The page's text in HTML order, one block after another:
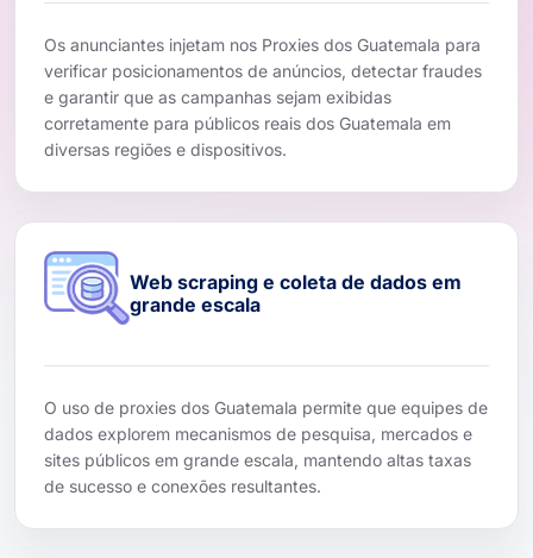
Os anunciantes injetam nos Proxies dos Guatemala para
verificar posicionamentos de anúncios, detectar fraudes
e garantir que as campanhas sejam exibidas
corretamente para públicos reais dos Guatemala em
diversas regiões e dispositivos.
Web scraping e coleta de dados em
grande escala
O uso de proxies dos Guatemala permite que equipes de
dados explorem mecanismos de pesquisa, mercados e
sites públicos em grande escala, mantendo altas taxas
de sucesso e conexões resultantes.